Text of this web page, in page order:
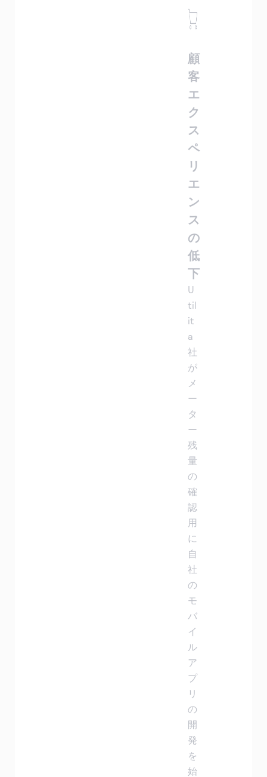
顧
客
エ
ク
ス
ペ
リ
エ
ン
ス
の
低
下
U
til
it
a
社
が
メ
ー
タ
ー
残
量
の
確
認
用
に
自
社
の
モ
バ
イ
ル
ア
プ
リ
の
開
発
を
始